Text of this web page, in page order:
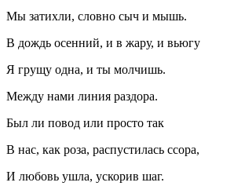
Мы затихли, словно сыч и мышь.
В дождь осенний, и в жару, и вьюгу
Я грущу одна, и ты молчишь.
Между нами линия раздора.
Был ли повод или просто так
В нас, как роза, распустилась ссора,
И любовь ушла, ускорив шаг.